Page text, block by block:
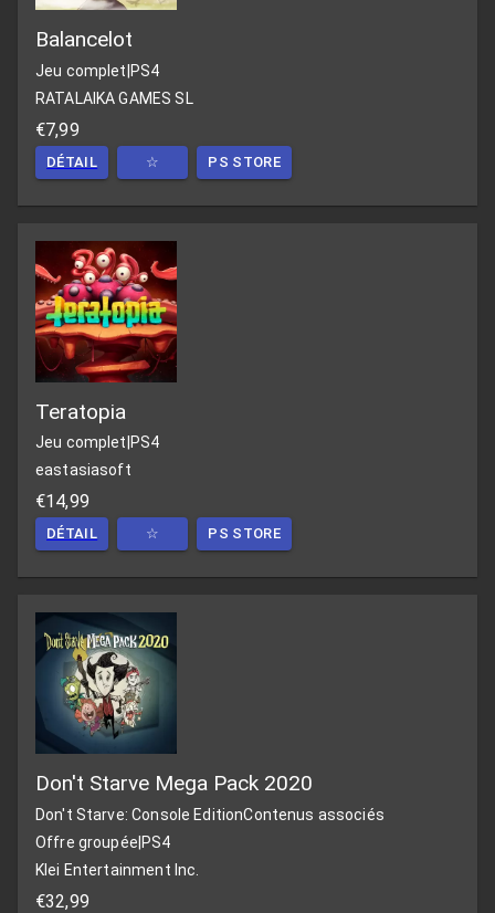
Balancelot
Jeu complet PS4
RATALAIKA GAMES SL
€7,99
DÉTAIL ☆ PS STORE
Teratopia
Jeu complet PS4
eastasiasoft
€14,99
DÉTAIL ☆ PS STORE
Don't Starve Mega Pack 2020
Don't Starve: Console EditionContenus associés
Offre groupée PS4
Klei Entertainment Inc.
€32,99